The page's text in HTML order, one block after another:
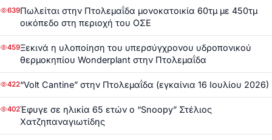
639Πωλείται στην Πτολεμαΐδα μονοκατοικία 60τμ με 450τμ
οικόπεδο στη περιοχή του ΟΣΕ
459Ξεκινά η υλοποίηση του υπερσύγχρονου υδροπονικού
θερμοκηπίου Wonderplant στην Πτολεμαΐδα
422“Volt Cantine” στην Πτολεμαΐδα (εγκαίνια 16 Ιουλίου 2026)
402Έφυγε σε ηλικία 65 ετών ο “Snoopy” Στέλιος
Χατζηπαναγιωτίδης